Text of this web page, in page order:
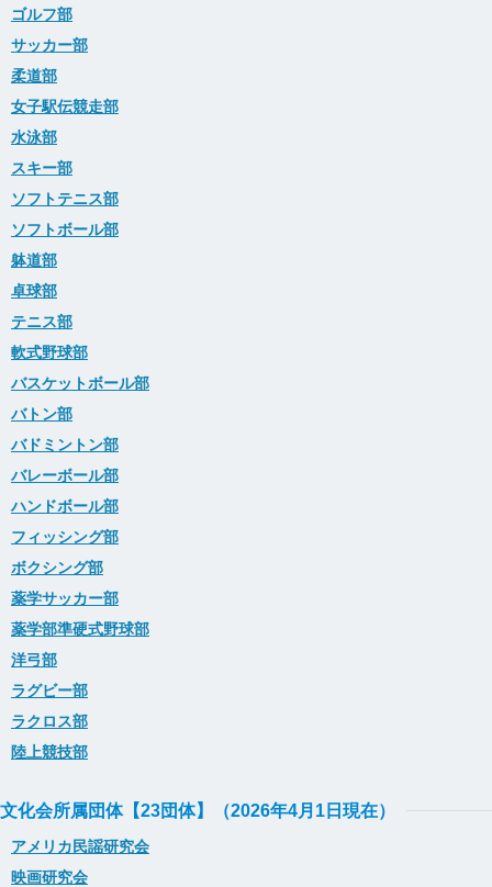
ゴルフ部
サッカー部
柔道部
女子駅伝競走部
水泳部
スキー部
ソフトテニス部
ソフトボール部
躰道部
卓球部
テニス部
軟式野球部
バスケットボール部
バトン部
バドミントン部
バレーボール部
ハンドボール部
フィッシング部
ボクシング部
薬学サッカー部
薬学部準硬式野球部
洋弓部
ラグビー部
ラクロス部
陸上競技部
文化会所属団体【23団体】（2026年4月1日現在）
アメリカ民謡研究会
映画研究会